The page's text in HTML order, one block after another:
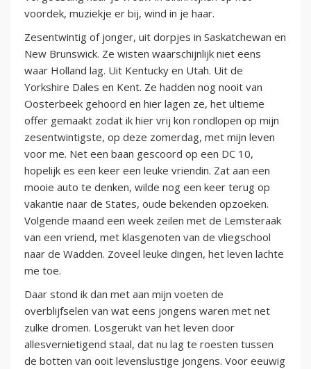
voordek, muziekje er bij, wind in je haar.
Zesentwintig of jonger, uit dorpjes in Saskatchewan en
New Brunswick. Ze wisten waarschijnlijk niet eens
waar Holland lag. Uit Kentucky en Utah. Uit de
Yorkshire Dales en Kent. Ze hadden nog nooit van
Oosterbeek gehoord en hier lagen ze, het ultieme
offer gemaakt zodat ik hier vrij kon rondlopen op mijn
zesentwintigste, op deze zomerdag, met mijn leven
voor me. Net een baan gescoord op een DC 10,
hopelijk es een keer een leuke vriendin. Zat aan een
mooie auto te denken, wilde nog een keer terug op
vakantie naar de States, oude bekenden opzoeken.
Volgende maand een week zeilen met de Lemsteraak
van een vriend, met klasgenoten van de vliegschool
naar de Wadden. Zoveel leuke dingen, het leven lachte
me toe.
Daar stond ik dan met aan mijn voeten de
overblijfselen van wat eens jongens waren met net
zulke dromen. Losgerukt van het leven door
allesvernietigend staal, dat nu lag te roesten tussen
de botten van ooit levenslustige jongens. Voor eeuwig